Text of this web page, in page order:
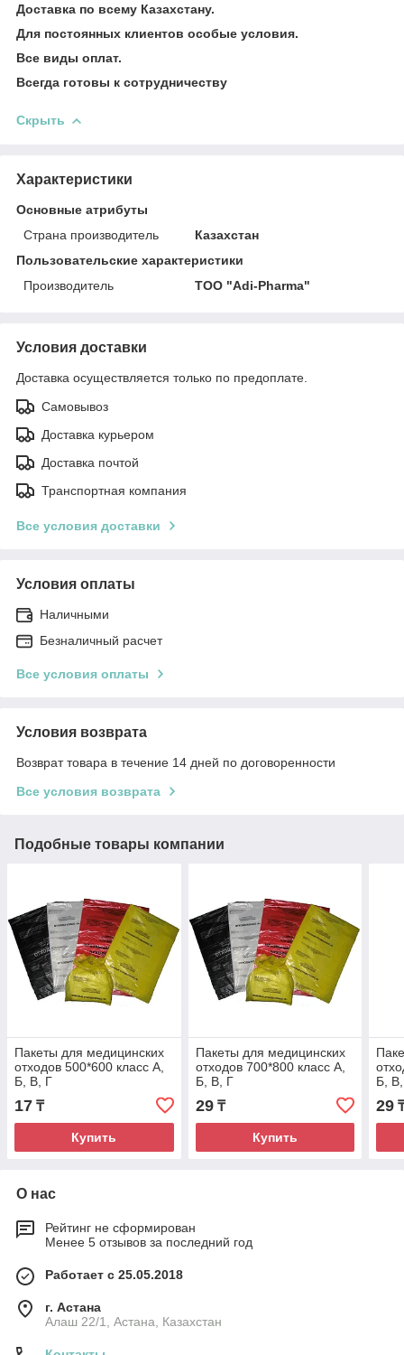
Доставка по всему Казахстану.
Для постоянных клиентов особые условия.
Все виды оплат.
Всегда готовы к сотрудничеству
Скрыть
Характеристики
Основные атрибуты
Страна производитель
Казахстан
Пользовательские характеристики
Производитель
ТОО "Adi-Pharma"
Условия доставки
Доставка осуществляется только по предоплате.
Самовывоз
Доставка курьером
Доставка почтой
Транспортная компания
Все условия доставки
Условия оплаты
Наличными
Безналичный расчет
Все условия оплаты
Условия возврата
Возврат товара в течение 14 дней по договоренности
Все условия возврата
Подобные товары компании
Пакеты для медицинских
отходов 500*600 класс А,
Б, В, Г
17 ₸
Купить
Пакеты для медицинских
отходов 700*800 класс А,
Б, В, Г
29₸
Купить
Б,
29
О нас
Рейтинг не сформирован
Менее 5 отзывов за последний год
Работает с 25.05.2018
г. Астана
Алаш 22/1, Астана, Казахстан